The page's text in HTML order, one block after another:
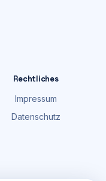
Rechtliches
Impressum
Datenschutz